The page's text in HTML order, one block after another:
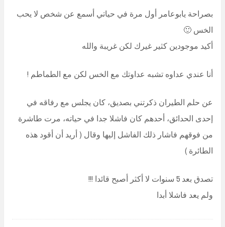
بصراحة يابوعامر أول مرة في حياتي أسمع عن شخص لا يحب
الخس 🙂
أكيد موجودين كثير غيرك لكن غريبة والله
أنا عندي عداوه تشبه عداوتك مع الخس لكن مع الطماطم !
عن حلم الطيران ذكرتني بصديق، كان يجلس مع رفاقه في
إحدى الحدائق، أحدهم كان فاشلا جدا في حياته، مرت طاشرة
من فوقهم فاشار ذلك الفاشل إليها وقال ( أريد أن أقود هذه
الطائرة )
تصدق بعد 5 سنوات لا أكثر أصبح قائدا !!!
ولم يعد فاشلا أبدا